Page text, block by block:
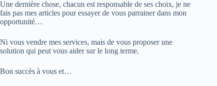
Une dernière chose, chacun est responsable de ses choix, je ne
fais pas mes articles pour essayer de vous parrainer dans mon
opportunité…
Ni vous vendre mes services, mais de vous proposer une
solution qui peut vous aider sur le long terme.
Bon succès à vous et…